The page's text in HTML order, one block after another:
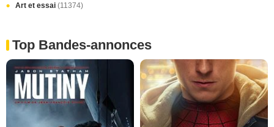
Art et essai (11374)
Top Bandes-annonces